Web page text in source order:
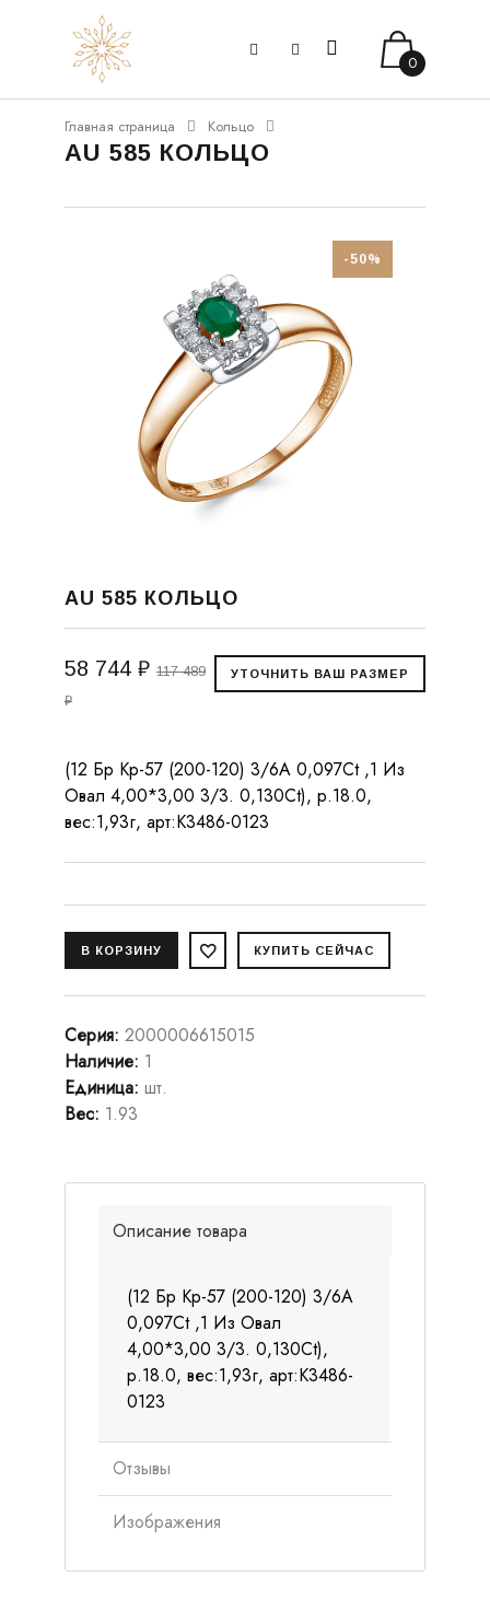
0
Главная страница Кольцо
AU 585 КОЛЬЦО
-50%
AU 585 КОЛЬЦО
58 744 ₽ 117 489
₽
(12 Бр Кр-57 (200-120) 3/6А 0,097Ct ,1 Из
Овал 4,00*3,00 3/3. 0,130Ct), р.18.0,
вес:1,93г, арт:К3486-0123
Серия: 2000006615015
Наличие: 1
Единица: шт.
Вес: 1.93
Описание товара
(12 Бр Кр-57 (200-120) 3/6А
0,097Ct ,1 Из Овал
4,00*3,00 3/3. 0,130Ct),
р.18.0, вес:1,93г, арт:К3486-
0123
Отзывы
Изображения